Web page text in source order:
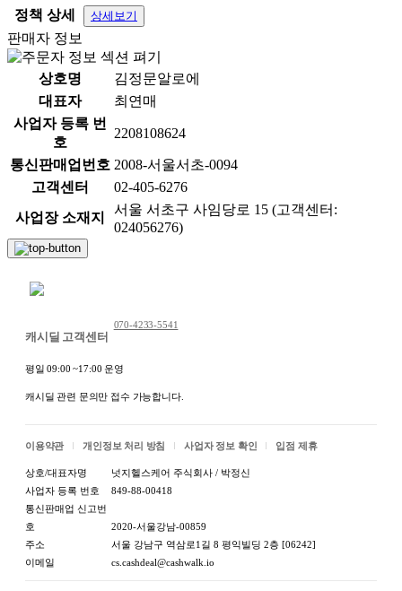
정책 상세
상세보기
판매자 정보
상호명
김정문알로에
대표자
최연매
사업자 등록 번
호
2208108624
통신판매업번호 2008-서울서초-0094
고객센터
02-405-6276
사업장 소재지
서울 서초구 사임당로 15 (고객센터:
024056276)
캐시딜 고객센터
070-4233-5541
평일 09:00 ~17:00 운영
캐시딜 관련 문의만 접수 가능합니다.
이용약관 개인정보 처리 방침 사업자 정보 확인 입점 제휴
상호/대표자명
넛지헬스케어 주식회사 / 박정신
사업자 등록 번호
849-88-00418
통신판매업 신고번
호
2020-서울강남-00859
주소
서울 강남구 역삼로1길 8 평익빌딩 2층 [06242]
이메일
cs.cashdeal@cashwalk.io